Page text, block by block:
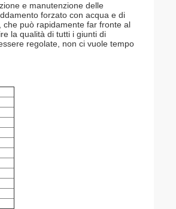
e manutenzione delle
forzato con acqua e di
può rapidamente far fronte al
la qualità di tutti i giunti di
regolate, non ci vuole tempo